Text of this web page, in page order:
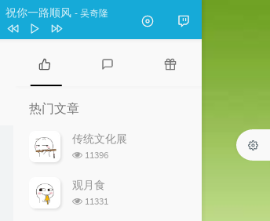
祝你一路顺风 - 吴奇隆
祝你一路顺风
三角洲行动
回忆里的那个人 cover 李行亮
热
门
文
论
热门文章
传统文化展
浏
次
数:
11396
观月食
浏
11331